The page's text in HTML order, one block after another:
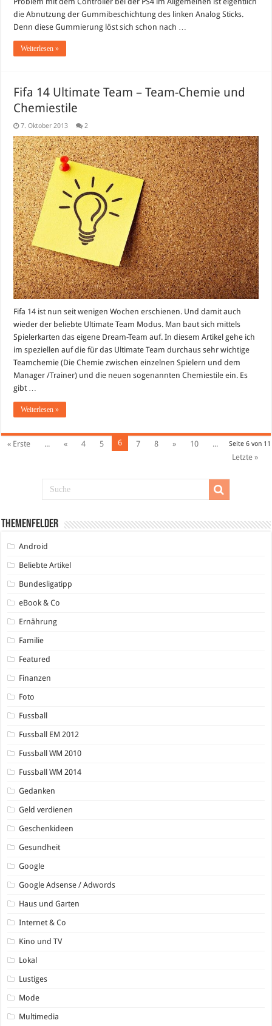
die Abnutzung der Gummibeschichtung des linken Analog Sticks.
Denn diese Gummierung löst sich schon nach …
Weiterlesen »
Fifa 14 Ultimate Team – Team-Chemie und
Chemiestile
7. Oktober 2013 2
Fifa 14 ist nun seit wenigen Wochen erschienen. Und damit auch
wieder der beliebte Ultimate Team Modus. Man baut sich mittels
Spielerkarten das eigene Dream-Team auf. In diesem Artikel gehe ich
im speziellen auf die für das Ultimate Team durchaus sehr wichtige
Teamchemie (Die Chemie zwischen einzelnen Spielern und dem
Manager /Trainer) und die neuen sogenannten Chemiestile ein. Es
gibt …
Weiterlesen »
Seite 6 von 11
« Erste ... « 4 5 6 7 8 » 10
...
Letzte »
Themenfelder
Android
Beliebte Artikel
Bundesligatipp
eBook & Co
Ernährung
Familie
Featured
Finanzen
Foto
Fussball
Fussball EM 2012
Fussball WM 2010
Fussball WM 2014
Gedanken
Geld verdienen
Geschenkideen
Gesundheit
Google
Google Adsense / Adwords
Haus und Garten
Internet & Co
Kino und TV
Lokal
Lustiges
Mode
Multimedia